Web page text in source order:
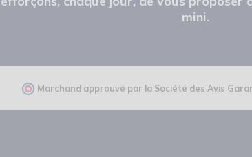
mini.
Marchand approuvé par la Société des Avis